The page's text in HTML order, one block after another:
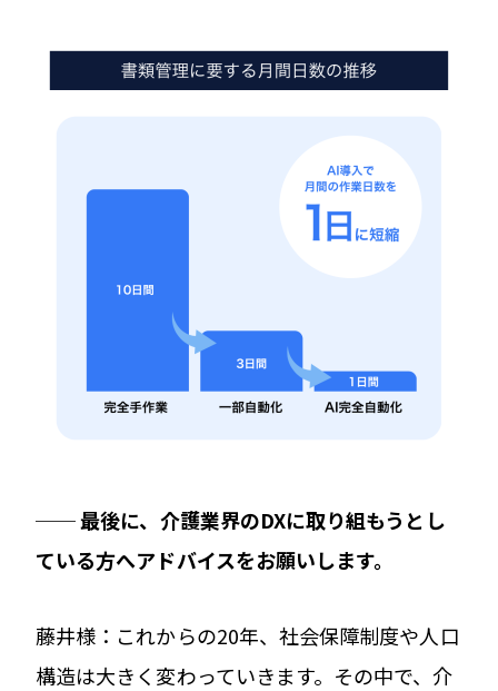
── 最後に、介護業界のDXに取り組もうとし
ている方へアドバイスをお願いします。
藤井様：これからの20年、社会保障制度や人口
構造は大きく変わっていきます。その中で、介